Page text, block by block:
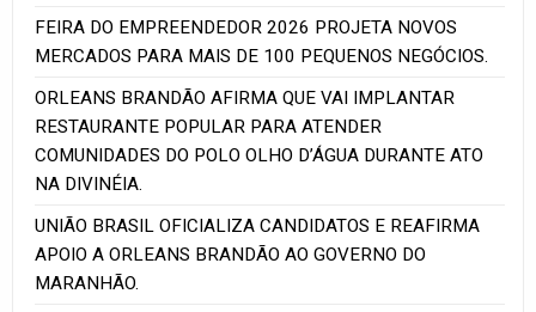
FEIRA DO EMPREENDEDOR 2026 PROJETA NOVOS
MERCADOS PARA MAIS DE 100 PEQUENOS NEGÓCIOS.
ORLEANS BRANDÃO AFIRMA QUE VAI IMPLANTAR
RESTAURANTE POPULAR PARA ATENDER
COMUNIDADES DO POLO OLHO D’ÁGUA DURANTE ATO
NA DIVINÉIA.
UNIÃO BRASIL OFICIALIZA CANDIDATOS E REAFIRMA
APOIO A ORLEANS BRANDÃO AO GOVERNO DO
MARANHÃO.